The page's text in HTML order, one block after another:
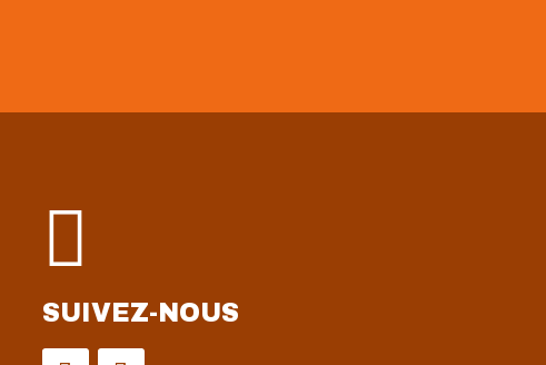

SUIVEZ-NOUS